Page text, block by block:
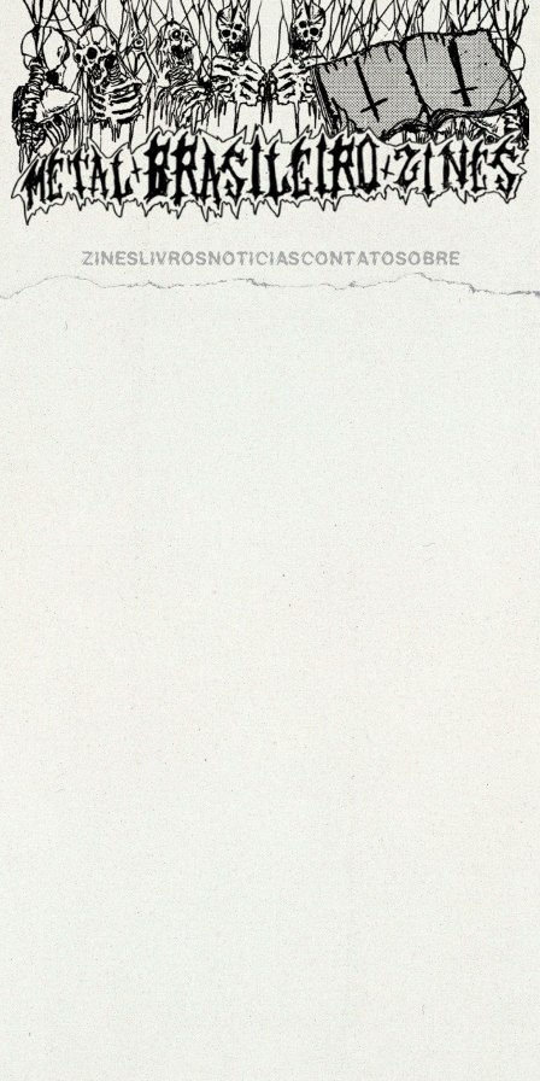
ZINESLIVROSNOTICIASCONTATOSOBRE
ARQUIVOS ZERO ZINE 5
Ver zine anterior